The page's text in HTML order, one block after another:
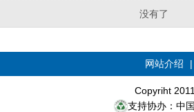
没有了
网站介绍
Copyriht
支持协办：中